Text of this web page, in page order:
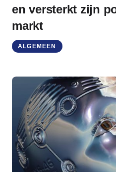
en versterkt zijn
markt
ALGEMEEN